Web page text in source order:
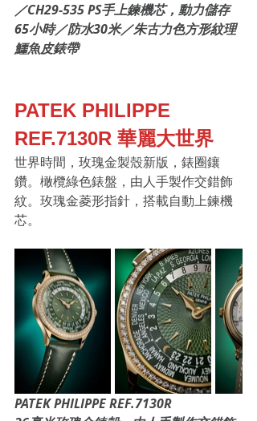
／CH29-535 PS手上鍊機芯，動力儲存
65小時／防水30米／朱古力色方形紋理
鱷魚皮錶帶
PATEK PHILIPPE
REF.7130R 華麗大世界
世界時間，玫瑰金製殼新版，錶圈鑲
鑽。橄欖綠色錶盤，由人手製作交錯飾
紋。玫瑰金菱形指針，搭載自動上鍊機
芯。
PATEK PHILIPPE REF.7130R